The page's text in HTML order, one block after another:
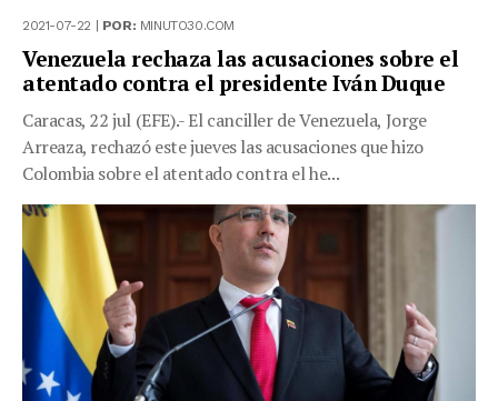
2021-07-22 | POR: MINUTO30.COM
Venezuela rechaza las acusaciones sobre el
atentado contra el presidente Iván Duque
Caracas, 22 jul (EFE).- El canciller de Venezuela, Jorge
Arreaza, rechazó este jueves las acusaciones que hizo
Colombia sobre el atentado contra el he...